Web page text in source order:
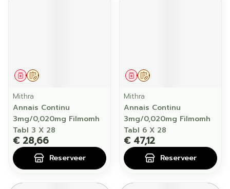
Op voorschrift
Geneesmiddel
Mithra
Annais Continu
3mg/0,020mg Filmomh
Tabl 3 X 28
€ 28,66
Reserveer
Op voorschrift
Geneesmiddel
Mithra
Annais Continu
3mg/0,020mg Filmomh
Tabl 6 X 28
€ 47,12
Reserveer